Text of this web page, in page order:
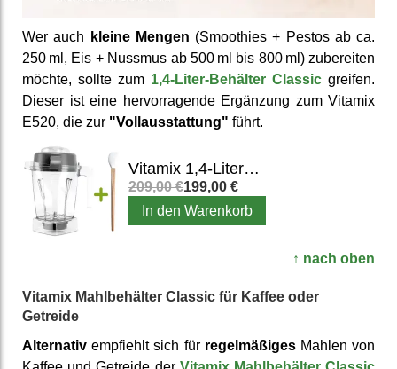
Wer auch kleine Mengen (Smoothies + Pestos ab ca.
250 ml, Eis + Nussmus ab 500 ml bis 800 ml) zu­bereiten
möchte, sollte zum 1,4-Liter-Behälter Classic greifen.
Dieser ist eine hervor­ragende Er­gänzung zum Vitamix
E520, die zur "Voll­aus­stattung" führt.
Vitamix 1,4-Liter-Behälter Classic
209,00 €199,00 €
In den Warenkorb
↑ nach oben
Vitamix Mahlbehälter Classic für Kaffee oder
Getreide
Alter­nativ empfiehlt sich für regel­mäßigesMahlen von